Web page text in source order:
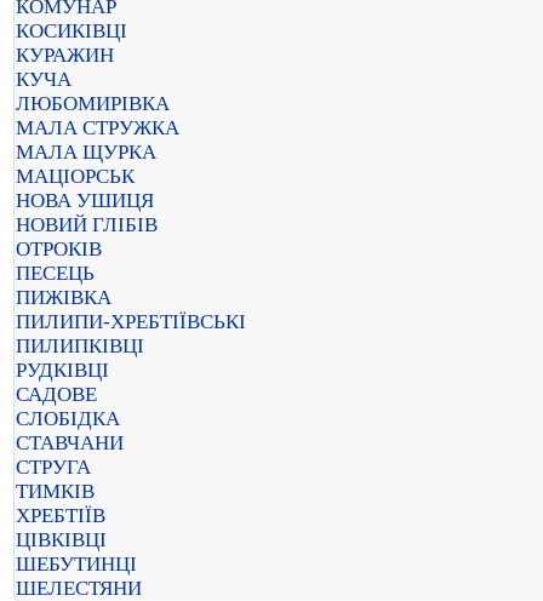
КОМУНАР
КОСИКІВЦІ
КУРАЖИН
КУЧА
ЛЮБОМИРІВКА
МАЛА СТРУЖКА
МАЛА ЩУРКА
МАЦІОРСЬК
НОВА УШИЦЯ
НОВИЙ ГЛІБІВ
ОТРОКІВ
ПЕСЕЦЬ
ПИЖІВКА
ПИЛИПИ-ХРЕБТІЇВСЬКІ
ПИЛИПКІВЦІ
РУДКІВЦІ
САДОВЕ
СЛОБІДКА
СТАВЧАНИ
СТРУГА
ТИМКІВ
ХРЕБТІЇВ
ЦІВКІВЦІ
ШЕБУТИНЦІ
ШЕЛЕСТЯНИ